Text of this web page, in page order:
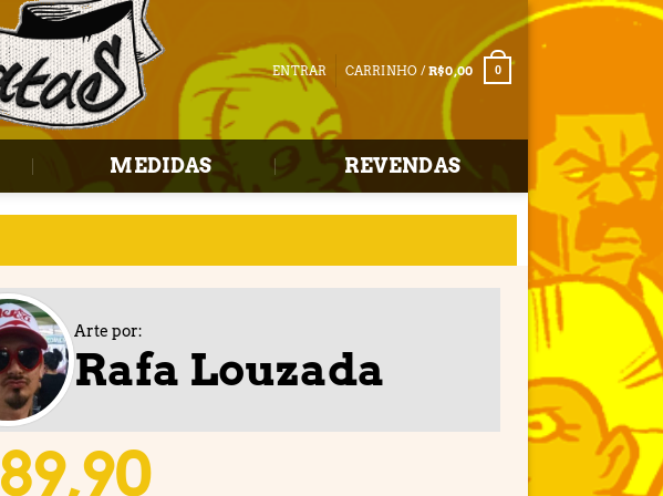
ENTRAR CARRINHO /R$0,00 0
MEDIDAS REVENDAS
Arte por:
Rafa Louzada
89,90